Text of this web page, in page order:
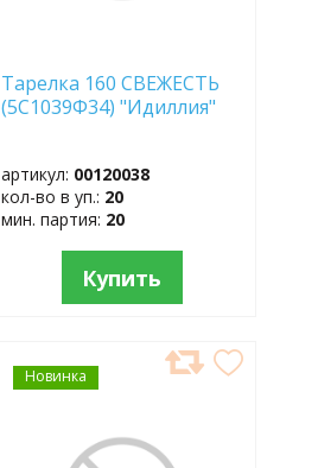
Тарелка 160 СВЕЖЕСТЬ
(5С1039Ф34) "Идиллия"
артикул: 00120038
кол-во в уп.: 20
мин. партия: 20
Купить
Новинка
ДОБАВИТЬ
В